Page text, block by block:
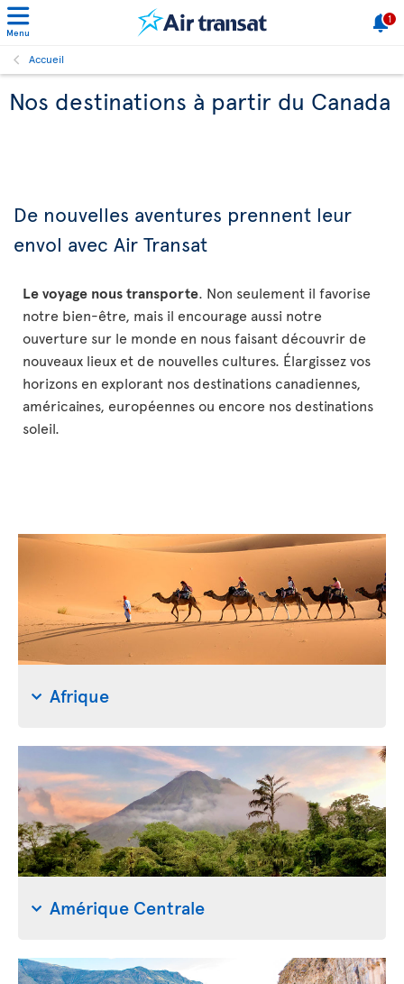
Menu
1
Accueil
Nos destinations à partir du Canada
De nouvelles aventures prennent leur
envol avec Air Transat
Le voyage nous transporte. Non seulement il favorise
notre bien-être, mais il encourage aussi notre
ouverture sur le monde en nous faisant découvrir de
nouveaux lieux et de nouvelles cultures. Élargissez vos
horizons en explorant nos destinations canadiennes,
américaines, européennes ou encore nos destinations
soleil.
Afrique
Amérique Centrale